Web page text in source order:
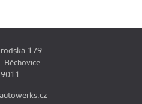
179
Běchovice